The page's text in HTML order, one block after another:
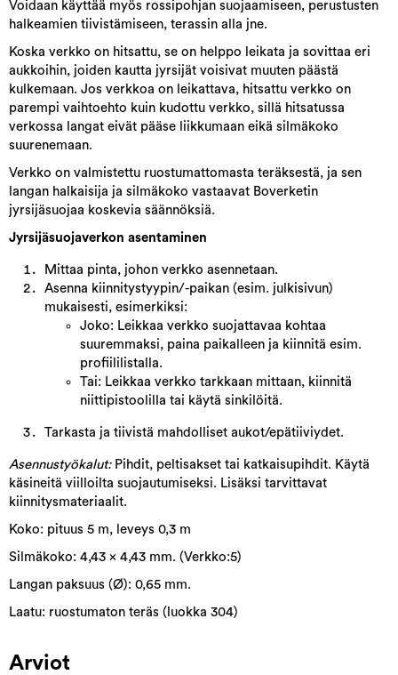
Voidaan käyttää myös rossipohjan suojaamiseen, perustusten
halkeamien tiivistämiseen, terassin alla jne.
Koska verkko on hitsattu, se on helppo leikata ja sovittaa eri
aukkoihin, joiden kautta jyrsijät voisivat muuten päästä
kulkemaan. Jos verkkoa on leikattava, hitsattu verkko on
parempi vaihtoehto kuin kudottu verkko, sillä hitsatussa
verkossa langat eivät pääse liikkumaan eikä silmäkoko
suurenemaan.
Verkko on valmistettu ruostumattomasta teräksestä, ja sen
langan halkaisija ja silmäkoko vastaavat Boverketin
jyrsijäsuojaa koskevia säännöksiä.
Jyrsijäsuojaverkon asentaminen
Mittaa pinta, johon verkko asennetaan.
Asenna kiinnitystyypin/-paikan (esim. julkisivun)
mukaisesti, esimerkiksi:
Joko: Leikkaa verkko suojattavaa kohtaa
suuremmaksi, paina paikalleen ja kiinnitä esim.
profiililistalla.
Tai: Leikkaa verkko tarkkaan mittaan, kiinnitä
niittipistoolilla tai käytä sinkilöitä.
Tarkasta ja tiivistä mahdolliset aukot/epätiiviydet.
Asennustyökalut:Pihdit, peltisakset tai katkaisupihdit. Käytä
käsineitä viilloilta suojautumiseksi. Lisäksi tarvittavat
kiinnitysmateriaalit.
Koko: pituus 5 m, leveys 0,3 m
Silmäkoko: 4,43 x 4,43 mm. (Verkko:5)
Langan paksuus (Ø): 0,65 mm.
Laatu: ruostumaton teräs (luokka 304)
Arviot